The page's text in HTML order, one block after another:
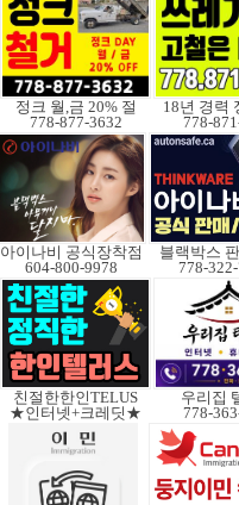
정크 월,금 20% 절
778-877-3632
18년 경력
778-
아이나비 공식장착점
604-800-9978
블랙박스
778-
친절한한인TELUS
★인터넷+크레딧★
우리집
778-